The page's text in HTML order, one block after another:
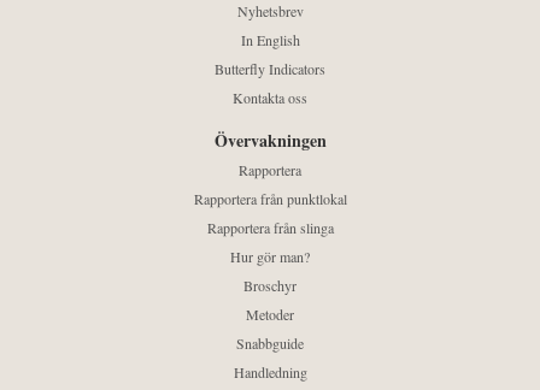
Nyhetsbrev
In English
Butterfly Indicators
Kontakta oss
Övervakningen
Rapportera
Rapportera från punktlokal
Rapportera från slinga
Hur gör man?
Broschyr
Metoder
Snabbguide
Handledning